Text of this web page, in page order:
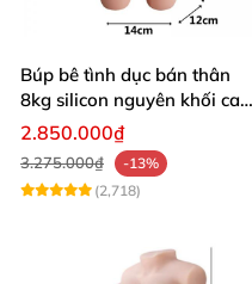
Búp bê tình dục bán thân
8kg silicon nguyên khối cao
cấp
2.850.000₫
3.275.000₫
-13%
(2,718)